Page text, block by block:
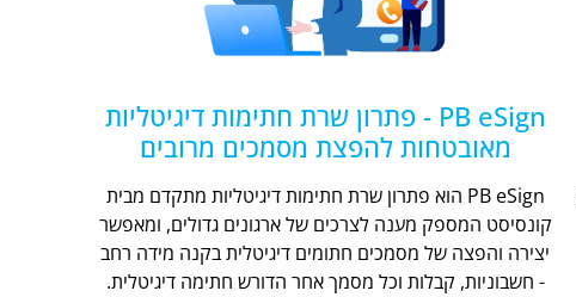
PB eSign - פתרון שרת חתימות דיגיטליות
מאובטחות להפצת מסמכים מרובים
PB eSign הוא פתרון שרת חתימות דיגיטליות מתקדם מבית
קונסיסט המספק מענה לצרכים של ארגונים גדולים, ומאפשר
יצירה והפצה של מסמכים חתומים דיגיטלית בקנה מידה רחב
- חשבוניות, קבלות וכל מסמך אחר הדורש חתימה דיגיטלית.